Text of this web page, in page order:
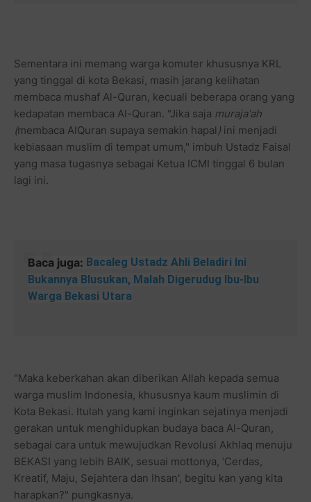
Sementara ini memang warga komuter khususnya KRL
yang tinggal di kota Bekasi, masih jarang kelihatan
membaca mushaf Al-Quran, kecuali beberapa orang yang
kedapatan membaca Al-Quran. "Jika saja muraja'ah
(membaca AlQuran supaya semakin hapal ) ini menjadi
kebiasaan muslim di tempat umum," imbuh Ustadz Faisal
yang masa tugasnya sebagai Ketua ICMI tinggal 6 bulan
lagi ini.
Baca juga: Bacaleg Ustadz Ahli Beladiri Ini
Bukannya Blusukan, Malah Digerudug Ibu-Ibu
Warga Bekasi Utara
"Maka keberkahan akan diberikan Allah kepada semua
warga muslim Indonesia, khususnya kaum muslimin di
Kota Bekasi. Itulah yang kami inginkan sejatinya menjadi
gerakan untuk menghidupkan budaya baca Al-Quran,
sebagai cara untuk mewujudkan Revolusi Akhlaq menuju
BEKASI yang lebih BAIK, sesuai mottonya, 'Cerdas,
Kreatif, Maju, Sejahtera dan Ihsan', begitu kan yang kita
harapkan?" pungkasnya.